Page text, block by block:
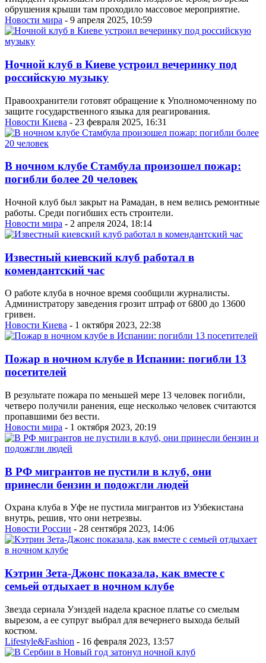
обрушения крыши там проходило массовое мероприятие.
Новости мира - 9 апреля 2025, 10:59
Ночной клуб в Киеве устроил вечеринку под
российскую музыку
Правоохранители готовят обращение к Уполномоченному по
защите государственного языка для реагирования.
Новости Киева - 23 февраля 2025, 16:31
В ночном клубе Стамбула произошел пожар:
погибли более 20 человек
Ночной клуб был закрыт на Рамадан, в нем велись ремонтные
работы. Среди погибших есть строители.
Новости мира - 2 апреля 2024, 18:14
Известный киевский клуб работал в
комендантский час
О работе клуба в ночное время сообщили журналисты.
Администратору заведения грозит штраф от 6800 до 13600
гривен.
Новости Киева - 1 октября 2023, 22:38
Пожар в ночном клубе в Испании: погибли 13
посетителей
В результате пожара по меньшей мере 13 человек погибли,
четверо получили ранения, еще несколько человек считаются
пропавшими без вести.
Новости мира - 1 октября 2023, 20:19
В РФ мигрантов не пустили в клуб, они
принесли бензин и подожгли людей
Охрана клуба в Уфе не пустила мигрантов из Узбекистана
внутрь, решив, что они нетрезвы.
Новости России - 28 сентября 2023, 14:06
Кэтрин Зета-Джонс показала, как вместе с
семьей отдыхает в ночном клубе
Звезда сериала Уэнздей надела красное платье со смелым
вырезом, а ее супруг выбрал для вечернего выхода белый
костюм.
Lifestyle&Fashion - 16 февраля 2023, 13:57